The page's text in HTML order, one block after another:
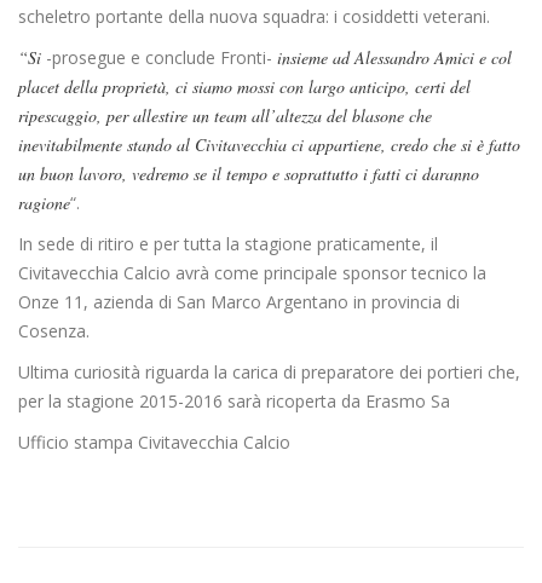
scheletro portante della nuova squadra: i cosiddetti veterani.
“Si -prosegue e conclude Fronti- insieme ad Alessandro Amici e col
placet della proprietà, ci siamo mossi con largo anticipo, certi del
ripescaggio, per allestire un team all’altezza del blasone che
inevitabilmente stando al Civitavecchia ci appartiene, credo che si è fatto
un buon lavoro, vedremo se il tempo e soprattutto i fatti ci daranno
ragione“.
In sede di ritiro e per tutta la stagione praticamente, il
Civitavecchia Calcio avrà come principale sponsor tecnico la
Onze 11, azienda di San Marco Argentano in provincia di
Cosenza.
Ultima curiosità riguarda la carica di preparatore dei portieri che,
per la stagione 2015-2016 sarà ricoperta da Erasmo Sa
Ufficio stampa Civitavecchia Calcio